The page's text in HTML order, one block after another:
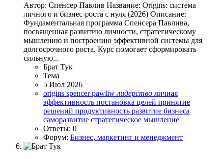
Автор: Спенсер Павлив Название: Origins: система
личного и бизнес-роста с нуля (2026) Описание:
Фундаментальная программа Спенсера Павлива,
посвященная развитию личности, стратегическому
мышлению и построению эффективной системы для
долгосрочного роста. Курс помогает сформировать
сильную...
Брат Тук
Тема
5 Июл 2026
origins spencer pawliw лидерство личная
эффективность постановка целей принятие
решений продуктивность развитие бизнеса
саморазвитие стратегическое мышление
Ответы: 0
Форум: Бизнес, маркетинг и менеджмент